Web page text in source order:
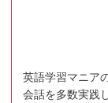
英語学習マニア
会話を多数実践